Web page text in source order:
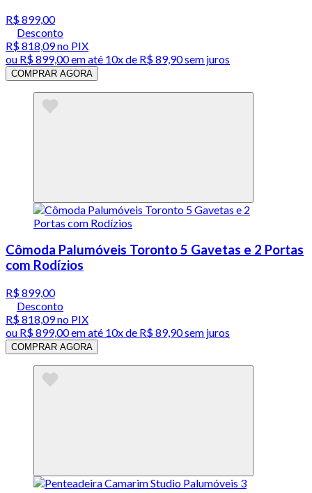
R$ 899,00
Desconto
R$ 818,09no PIX
ou R$ 899,00em até 10x de R$ 89,90 sem juros
COMPRAR AGORA
Cômoda Palumóveis Toronto 5 Gavetas e 2 Portas
com Rodízios
R$ 899,00
Desconto
R$ 818,09no PIX
ou R$ 899,00em até 10x de R$ 89,90 sem juros
COMPRAR AGORA